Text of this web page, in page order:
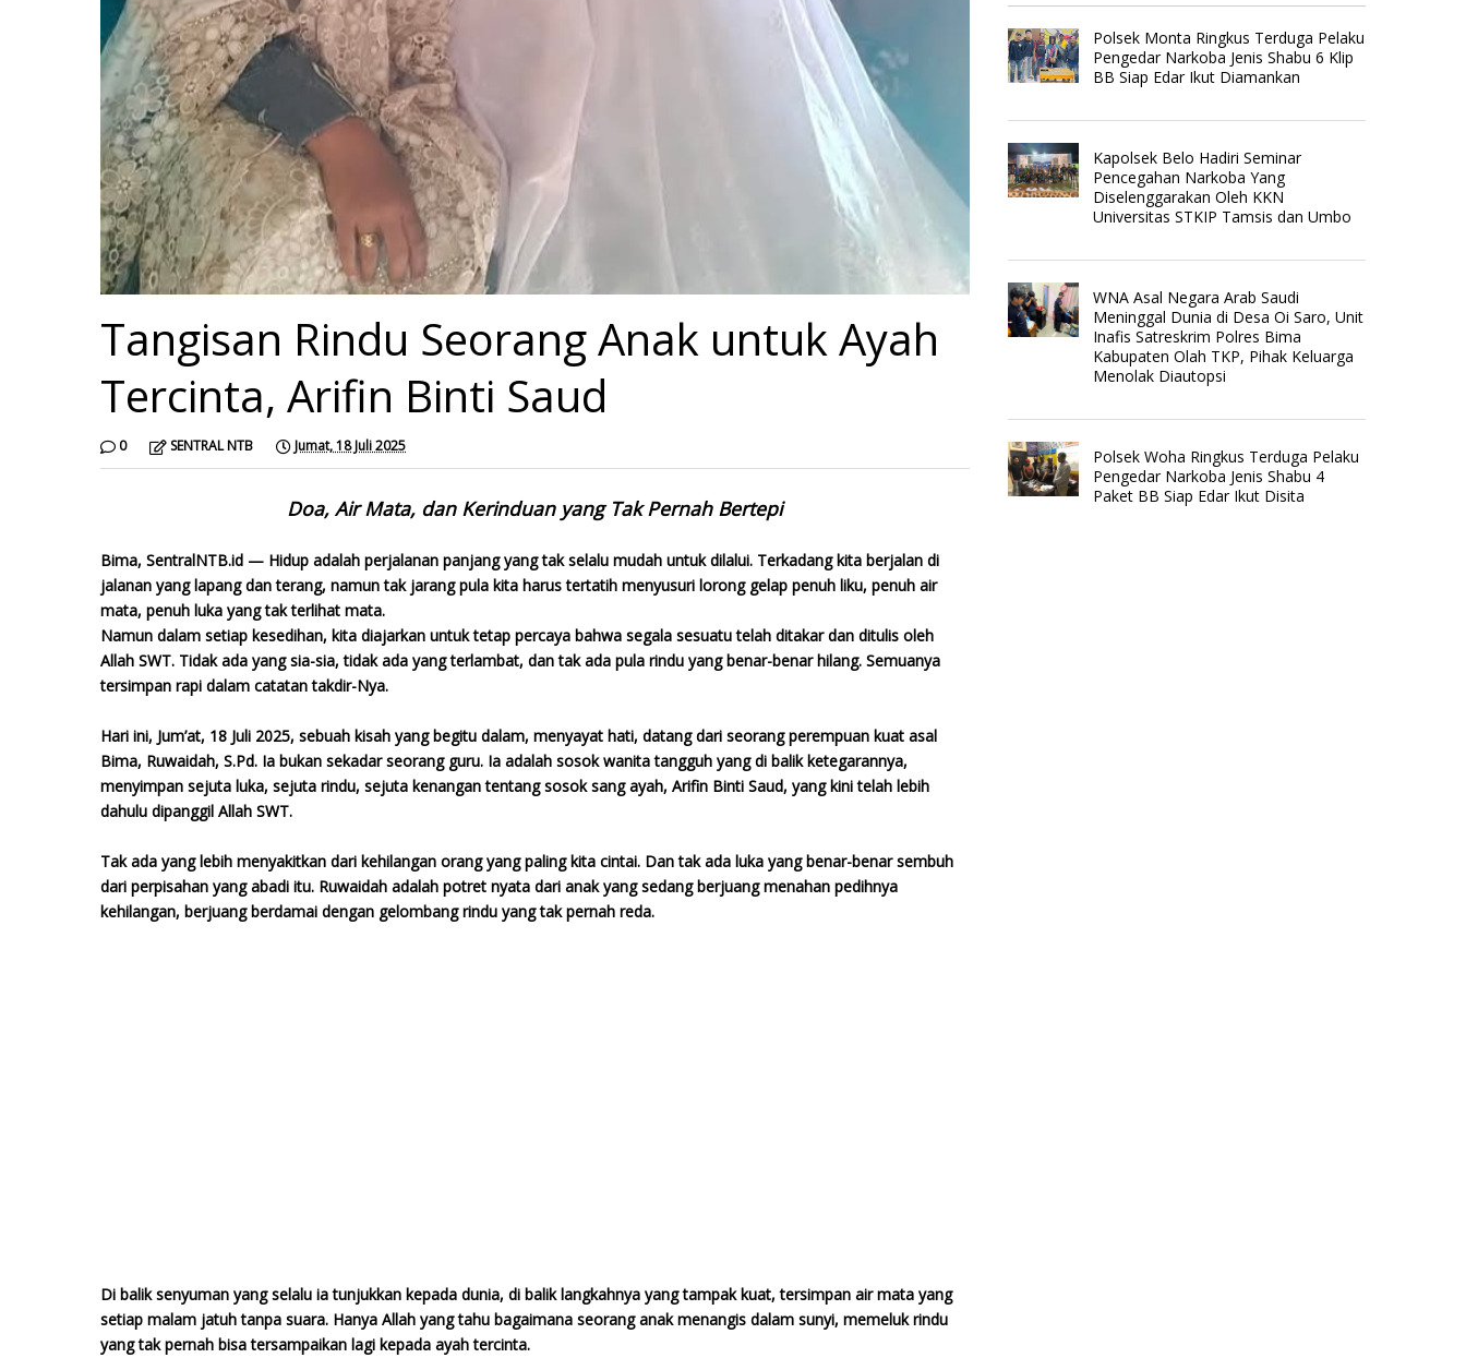
Tangisan Rindu Seorang Anak untuk Ayah
Tercinta, Arifin Binti Saud
0 SENTRAL NTB Jumat, 18 Juli 2025
Doa, Air Mata, dan Kerinduan yang Tak Pernah Bertepi
Bima, SentralNTB.id — Hidup adalah perjalanan panjang yang tak selalu mudah untuk dilalui. Terkadang kita berjalan di
jalanan yang lapang dan terang, namun tak jarang pula kita harus tertatih menyusuri lorong gelap penuh liku, penuh air
mata, penuh luka yang tak terlihat mata.
Namun dalam setiap kesedihan, kita diajarkan untuk tetap percaya bahwa segala sesuatu telah ditakar dan ditulis oleh
Allah SWT. Tidak ada yang sia-sia, tidak ada yang terlambat, dan tak ada pula rindu yang benar-benar hilang. Semuanya
tersimpan rapi dalam catatan takdir-Nya.
Hari ini, Jum’at, 18 Juli 2025, sebuah kisah yang begitu dalam, menyayat hati, datang dari seorang perempuan kuat asal
Bima, Ruwaidah, S.Pd. Ia bukan sekadar seorang guru. Ia adalah sosok wanita tangguh yang di balik ketegarannya,
menyimpan sejuta luka, sejuta rindu, sejuta kenangan tentang sosok sang ayah, Arifin Binti Saud, yang kini telah lebih
dahulu dipanggil Allah SWT.
Tak ada yang lebih menyakitkan dari kehilangan orang yang paling kita cintai. Dan tak ada luka yang benar-benar sembuh
dari perpisahan yang abadi itu. Ruwaidah adalah potret nyata dari anak yang sedang berjuang menahan pedihnya
kehilangan, berjuang berdamai dengan gelombang rindu yang tak pernah reda.
Di balik senyuman yang selalu ia tunjukkan kepada dunia, di balik langkahnya yang tampak kuat, tersimpan air mata yang
setiap malam jatuh tanpa suara. Hanya Allah yang tahu bagaimana seorang anak menangis dalam sunyi, memeluk rindu
yang tak pernah bisa tersampaikan lagi kepada ayah tercinta.
Polsek Monta Ringkus Terduga Pelaku
Pengedar Narkoba Jenis Shabu 6 Klip
BB Siap Edar Ikut Diamankan
Kapolsek Belo Hadiri Seminar
Pencegahan Narkoba Yang
Diselenggarakan Oleh KKN
Universitas STKIP Tamsis dan Umbo
WNA Asal Negara Arab Saudi
Meninggal Dunia di Desa Oi Saro, Unit
Inafis Satreskrim Polres Bima
Kabupaten Olah TKP, Pihak Keluarga
Menolak Diautopsi
Polsek Woha Ringkus Terduga Pelaku
Pengedar Narkoba Jenis Shabu 4
Paket BB Siap Edar Ikut Disita